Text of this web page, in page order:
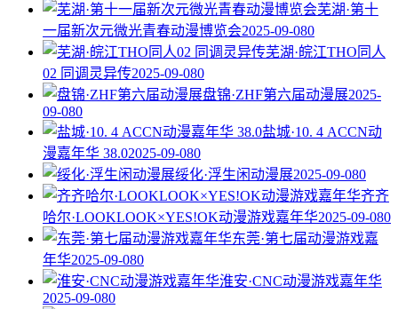
芜湖·第十
一届新次元微光青春动漫博览会2025-09-080
芜湖·皖江THO同人
02 同调灵异传2025-09-080
盘锦·ZHF第六届动漫展2025-
09-080
盐城·10. 4 ACCN动
漫嘉年华 38.02025-09-080
绥化·浮生闲动漫展2025-09-080
齐齐
哈尔·LOOKLOOK×YES!OK动漫游戏嘉年华2025-09-080
东莞·第七届动漫游戏嘉
年华2025-09-080
淮安·CNC动漫游戏嘉年华
2025-09-080